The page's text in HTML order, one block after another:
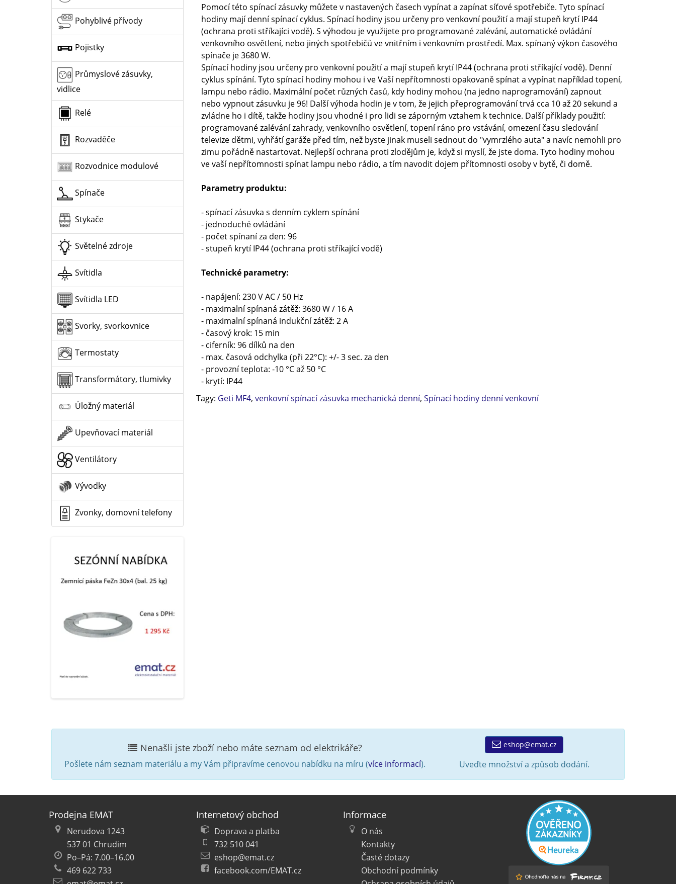
Pohyblivé přívody
Pojistky
Průmyslové zásuvky,
vidlice
Relé
Rozvaděče
Rozvodnice modulové
Spínače
Stykače
Světelné zdroje
Svítidla
Svítidla LED
Svorky, svorkovnice
Termostaty
Transformátory, tlumivky
Úložný materiál
Upevňovací materiál
Ventilátory
Vývodky
Zvonky, domovní telefony
Pomocí této spínací zásuvky můžete v nastavených časech vypínat a zapínat síťové spotřebiče. Tyto spínací
hodiny mají denní spínací cyklus. Spínací hodiny jsou určeny pro venkovní použití a mají stupeň krytí IP44
(ochrana proti stříkajíci vodě). S výhodou je využijete pro programované zalévání, automatické ovládání
venkovního osvětlení, nebo jiných spotřebičů ve vnitřním i venkovním prostředí. Max. spínaný výkon časového
spínače je 3680 W.
Spínací hodiny jsou určeny pro venkovní použití a mají stupeň krytí IP44 (ochrana proti stříkající vodě). Denní
cyklus spínání. Tyto spínací hodiny mohou i ve Vaší nepřítomnosti opakovaně spínat a vypínat například topení,
lampu nebo rádio. Maximální počet různých časů, kdy hodiny mohou (na jedno naprogramování) zapnout
nebo vypnout zásuvku je 96! Další výhoda hodin je v tom, že jejich přeprogramování trvá cca 10 až 20 sekund a
zvládne ho i dítě, takže hodiny jsou vhodné i pro lidi se záporným vztahem k technice. Další příklady použití:
programované zalévání zahrady, venkovního osvětlení, topení ráno pro vstávání, omezení času sledování
televize dětmi, vyhřátí garáže před tím, než byste jinak museli sednout do "vymrzlého auta" a navíc nemohli pro
zimu pořádně nastartovat. Nejlepší ochrana proti zlodějům je, když si myslí, že jste doma. Tyto hodiny mohou
ve vaší nepřítomnosti spínat lampu nebo rádio, a tím navodit dojem přítomnosti osoby v bytě, či domě.
Parametry produktu:
- spínací zásuvka s denním cyklem spínání
- jednoduché ovládání
- počet spínaní za den: 96
- stupeň krytí IP44 (ochrana proti stříkající vodě)
Technické parametry:
- napájení: 230 V AC / 50 Hz
- maximalní spínaná zátěž: 3680 W / 16 A
- maximalní spínaná indukční zátěž: 2 A
- časový krok: 15 min
- ciferník: 96 dílků na den
- max. časová odchylka (při 22°C): +/- 3 sec. za den
- provozní teplota: -10 °C až 50 °C
- krytí: IP44
Tagy: Geti MF4, venkovní spínací zásuvka mechanická denní, Spínací hodiny denní venkovní
Nenašli jste zboží nebo máte seznam od elektrikáře?
Pošlete nám seznam materiálu a my Vám připravíme cenovou nabídku na míru (více informací).
eshop@emat.cz
Uveďte množství a způsob dodání.
Prodejna EMAT
Nerudova 1243
537 01 Chrudim
Po–Pá: 7.00–16.00
469 622 733
Internetový obchod
Doprava a platba
732 510 041
eshop@emat.cz
facebook.com/EMAT.cz
Informace
O nás
Kontakty
Časté dotazy
Obchodní podmínky